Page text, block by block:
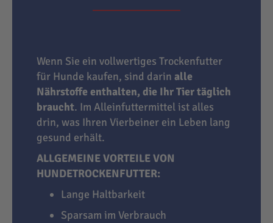
Wenn Sie ein vollwertiges Trockenfutter
für Hunde kaufen, sind darin alle
Nährstoffe enthalten, die Ihr Tier täglich
braucht. Im Alleinfuttermittel ist alles
drin, was Ihren Vierbeiner ein Leben lang
gesund erhält.
ALLGEMEINE VORTEILE VON
HUNDETROCKENFUTTER:
Lange Haltbarkeit
Sparsam im Verbrauch